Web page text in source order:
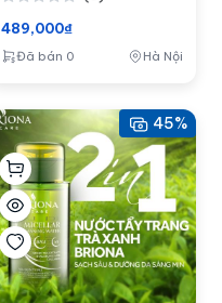
489,000₫
Đã bán 0 Hà Nội
45%